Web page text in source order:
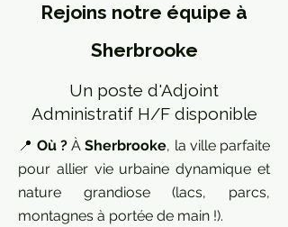
Rejoins notre équipe à
Sherbrooke
Un poste d'Adjoint
Administratif H/F disponible
📍 Où ?À Sherbrooke, la ville parfaite
pour allier vie urbaine dynamique et
nature grandiose (lacs, parcs,
montagnes à portée de main !).